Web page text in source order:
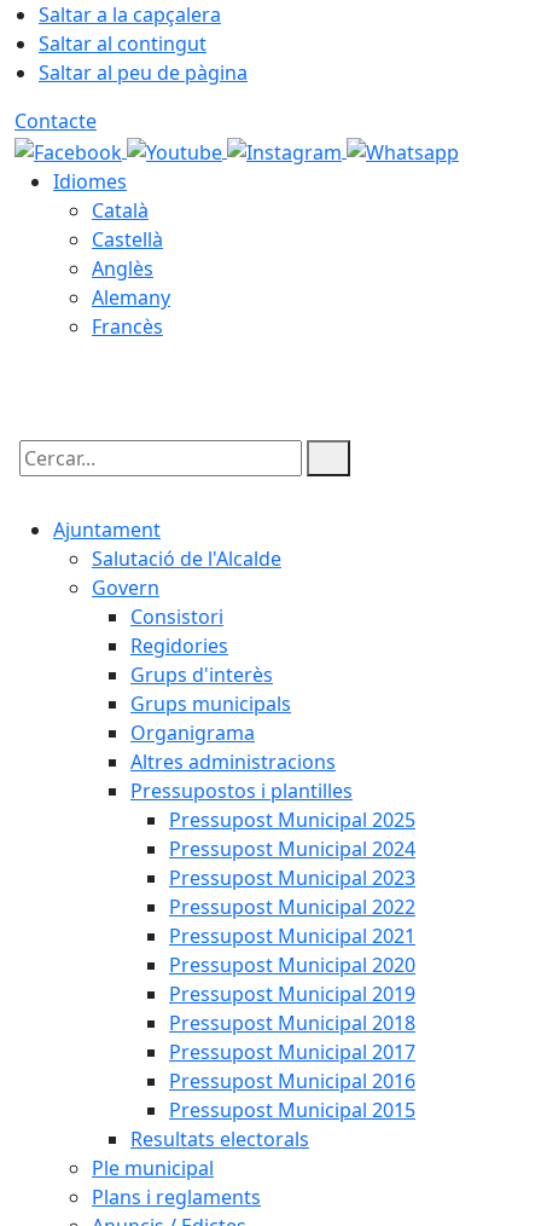
Saltar a la capçalera
Saltar al contingut
Saltar al peu de pàgina
Contacte
Idiomes
Català
Castellà
Anglès
Alemany
Francès
Cercar:
Ajuntament
Salutació de l'Alcalde
Govern
Consistori
Regidories
Grups d'interès
Grups municipals
Organigrama
Altres administracions
Pressupostos i plantilles
Pressupost Municipal 2025
Pressupost Municipal 2024
Pressupost Municipal 2023
Pressupost Municipal 2022
Pressupost Municipal 2021
Pressupost Municipal 2020
Pressupost Municipal 2019
Pressupost Municipal 2018
Pressupost Municipal 2017
Pressupost Municipal 2016
Pressupost Municipal 2015
Resultats electorals
Ple municipal
Plans i reglaments